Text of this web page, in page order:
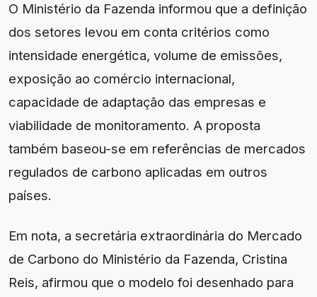
O Ministério da Fazenda informou que a definição
dos setores levou em conta critérios como
intensidade energética, volume de emissões,
exposição ao comércio internacional,
capacidade de adaptação das empresas e
viabilidade de monitoramento. A proposta
também baseou-se em referências de mercados
regulados de carbono aplicadas em outros
países.
Em nota, a secretária extraordinária do Mercado
de Carbono do Ministério da Fazenda, Cristina
Reis, afirmou que o modelo foi desenhado para